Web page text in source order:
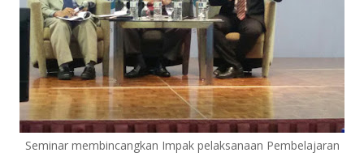
Seminar membincangkan Impak pelaksanaan Pembelajaran